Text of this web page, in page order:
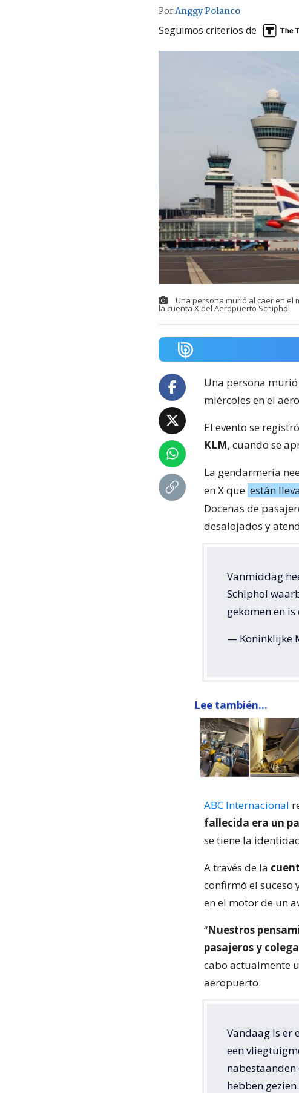
PorAnggy Polanco
Seguimos criterios de
Una persona murió al caer en el
la cuenta X del Aeropuerto Schiphol
Una persona
miércoles en el
El evento se
KLM, cuando se
La gendarmería
en X que están
Docenas de
desalojados y
Vanmiddag
Schiphol
gekomen en
— Koninklijke
Lee también...
ABC Internacional
fallecida era un
se tiene la
A través de la
confirmó el suceso
en el motor de un
“Nuestros
pasajeros y
cabo actualmente
aeropuerto.
Vandaag is er
een
nabestaanden
hebben